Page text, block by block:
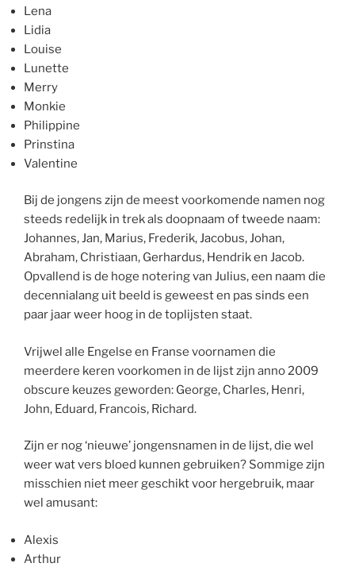
Lena
Lidia
Louise
Lunette
Merry
Monkie
Philippine
Prinstina
Valentine
Bij de jongens zijn de meest voorkomende namen nog
steeds redelijk in trek als doopnaam of tweede naam:
Johannes, Jan, Marius, Frederik, Jacobus, Johan,
Abraham, Christiaan, Gerhardus, Hendrik en Jacob.
Opvallend is de hoge notering van Julius, een naam die
decennialang uit beeld is geweest en pas sinds een
paar jaar weer hoog in de toplijsten staat.
Vrijwel alle Engelse en Franse voornamen die
meerdere keren voorkomen in de lijst zijn anno 2009
obscure keuzes geworden: George, Charles, Henri,
John, Eduard, Francois, Richard.
Zijn er nog ‘nieuwe’ jongensnamen in de lijst, die wel
weer wat vers bloed kunnen gebruiken? Sommige zijn
misschien niet meer geschikt voor hergebruik, maar
wel amusant:
Alexis
Arthur